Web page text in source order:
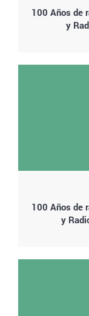
100 Años de
y
100 Años de
y